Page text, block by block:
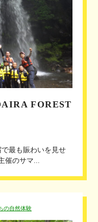
FOREST
最も賑わいを見せ
催のサマ...
の自然体験